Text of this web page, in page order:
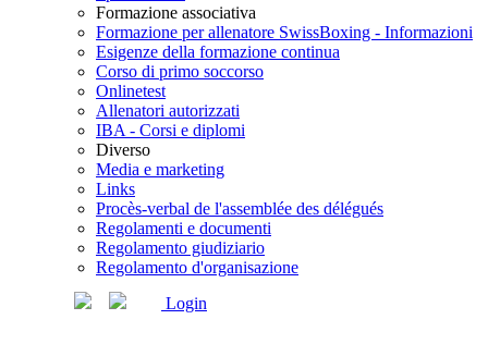
Formazione associativa
Formazione per allenatore SwissBoxing - Informazioni
Esigenze della formazione continua
Corso di primo soccorso
Onlinetest
Allenatori autorizzati
IBA - Corsi e diplomi
Diverso
Media e marketing
Links
Procès-verbal de l'assemblée des délégués
Regolamenti e documenti
Regolamento giudiziario
Regolamento d'organisazione
Login